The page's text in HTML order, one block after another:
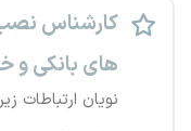
کارشناس
های بانکی و
نویان ارتباطات